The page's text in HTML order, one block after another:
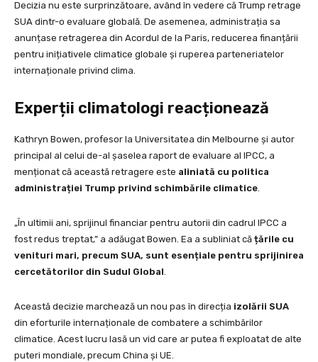
Decizia nu este surprinzătoare, având în vedere că Trump retrage
SUA dintr-o evaluare globală. De asemenea, administrația sa
anunțase retragerea din Acordul de la Paris, reducerea finanțării
pentru inițiativele climatice globale și ruperea parteneriatelor
internaționale privind clima.
Experții climatologi reacționează
Kathryn Bowen, profesor la Universitatea din Melbourne și autor
principal al celui de-al șaselea raport de evaluare al IPCC, a
menționat că această retragere este aliniată cu politica
administrației Trump privind schimbările climatice.
„În ultimii ani, sprijinul financiar pentru autorii din cadrul IPCC a
fost redus treptat,” a adăugat Bowen. Ea a subliniat că țările cu
venituri mari, precum SUA, sunt esențiale pentru sprijinirea
cercetătorilor din Sudul Global.
Această decizie marchează un nou pas în direcția izolării SUA
din eforturile internaționale de combatere a schimbărilor
climatice. Acest lucru lasă un vid care ar putea fi exploatat de alte
puteri mondiale, precum China și UE.